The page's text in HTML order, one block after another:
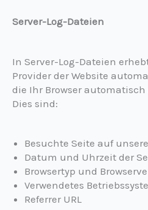
Server-Log-Dateien
In Server-Log-Dateien
Provider der Website
die Ihr Browser
Dies sind:
Besuchte Seite auf
Datum und Uhrzeit der
Browsertyp und
Verwendetes
Referrer URL